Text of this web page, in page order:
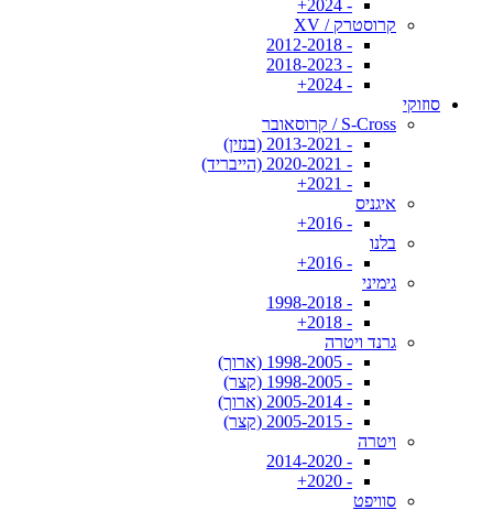
- 2024+
קרוסטרק / XV
- 2012-2018
- 2018-2023
- 2024+
סוזוקי
S-Cross / קרוסאובר
- 2013-2021 (בנזין)
- 2020-2021 (הייבריד)
- 2021+
איגניס
- 2016+
בלנו
- 2016+
גימיני
- 1998-2018
- 2018+
גרנד ויטרה
- 1998-2005 (ארוך)
- 1998-2005 (קצר)
- 2005-2014 (ארוך)
- 2005-2015 (קצר)
ויטרה
- 2014-2020
- 2020+
סוויפט